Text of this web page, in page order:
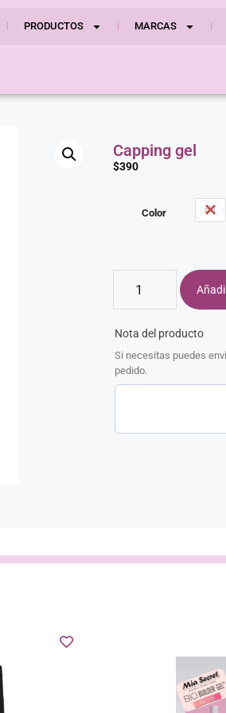
PRODUCTOS MARCAS
Capping gel
$390
Color #1
Nota del producto
Si necesitas puedes
pedido.